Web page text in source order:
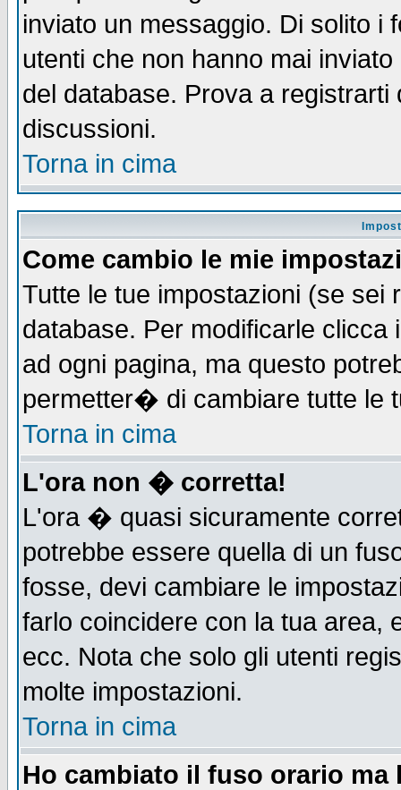
inviato un messaggio. Di solito i
utenti che non hanno mai
del database. Prova a
discussioni.
Torna in cima
Come cambio le mie
Tutte le tue impostazioni (se sei
database. Per modificarle clicca
ad ogni pagina, ma questo
permetter� di cambiare tutte le
Torna in cima
L'ora non � corretta!
L'ora � quasi sicuramente
potrebbe essere quella di un
fosse, devi cambiare le
farlo coincidere con la tua area,
ecc. Nota che solo gli utenti
molte impostazioni.
Torna in cima
Ho cambiato il fuso orario